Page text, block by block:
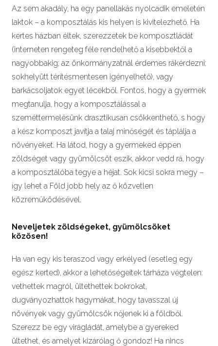
Az sem akadály, ha egy panellakás nyolcadik emeletén
laktok – a komposztálás kis helyen is kivitelezhető. Ha
kertes házban éltek, szerezzetek be komposztládát
(interneten rengeteg féle rendelhető a kisebbektől a
nagyobbakig; az önkormányzatnál érdemes rákérdezni:
sokhelyütt térítésmentesen igényelhető), vagy
barkácsoljatok egyet lécekből. Fontos, hogy a gyermek
megtanulja, hogy a komposztálással a
szeméttermelésünk drasztikusan csökkenthető, s hogy
a kész komposzt javítja a talaj minőségét és táplálja a
növényeket. Ha látod, hogy a gyermeked éppen
zöldséget vagy gyümölcsöt eszik, akkor vedd rá, hogy
a komposztálóba tegye a héjat. Sok kicsi sokra megy –
így lehet a Föld jobb hely az ő közvetlen
közreműködésével.
Neveljetek zöldségeket, gyümölcsöket
közösen!
Ha van egy kis teraszod vagy erkélyed (esetleg egy
egész kerted), akkor a lehetőségeitek tárháza végtelen:
vethettek magról, ültethettek bokrokat,
dugványozhattok hagymákat, hogy tavasszal új
növények vagy gyümölcsök nőjenek ki a földből.
Szerezz be egy virágládát, amelybe a gyereked
ültethet, és amelyet kizárólag ő gondoz! Ha nincs